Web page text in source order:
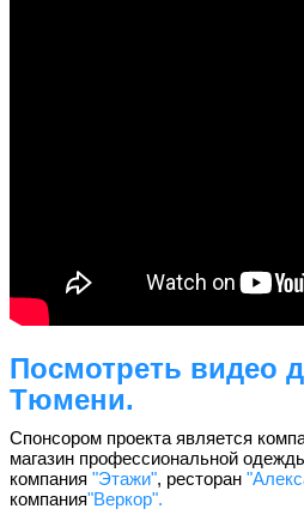
Посмотреть видео
Тюмени.
Спонсором проекта является
магазин профессиональной
компания "Этажи", ресторан
компания"Веркор".